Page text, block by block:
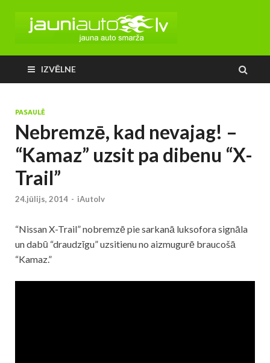
IZVĒLNE
PASAULĒ
Nebremzē, kad nevajag! –
“Kamaz” uzsit pa dibenu “X-
Trail”
24.jūlijs, 2014 - iAutolv
“Nissan X-Trail” nobremzē pie sarkanā luksofora signāla
un dabū “draudzīgu” uzsitienu no aizmugurē braucošā
“Kamaz.”